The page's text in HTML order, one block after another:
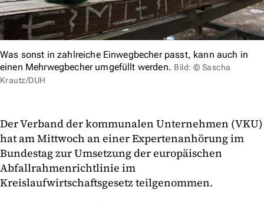
Was sonst in zahlreiche Einwegbecher passt, kann auch in
einen Mehrwegbecher umgefüllt werden. Bild: © Sascha
Krautz/DUH
Der Verband der kommunalen Unternehmen (VKU)
hat am Mittwoch an einer Expertenanhörung im
Bundestag zur Umsetzung der europäischen
Abfallrahmenrichtlinie im
Kreislaufwirtschaftsgesetz teilgenommen.